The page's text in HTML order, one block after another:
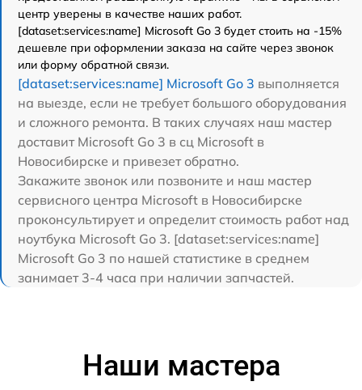
центр уверены в качестве наших работ.
[dataset:services:name] Microsoft Go 3 будет стоить на -15%
дешевле при оформлении заказа на сайте через звонок
или форму обратной связи.
[dataset:services:name] Microsoft Go 3 выполняется
на выезде, если не требует большого оборудования
и сложного ремонта. В таких случаях наш мастер
доставит Microsoft Go 3 в сц Microsoft в
Новосибирске и привезет обратно.
Закажите звонок или позвоните и наш мастер
сервисного центра Microsoft в Новосибирске
проконсультирует и определит стоимость работ над
ноутбука Microsoft Go 3. [dataset:services:name]
Microsoft Go 3 по нашей статистике в среднем
занимает 3-4 часа при наличии запчастей.
Наши мастера